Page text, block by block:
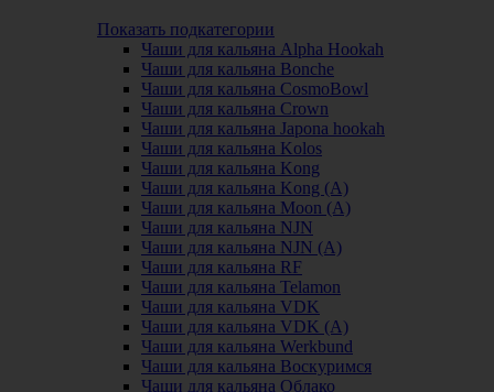
Показать подкатегории
Чаши для кальяна Alpha Hookah
Чаши для кальяна Bonche
Чаши для кальяна CosmoBowl
Чаши для кальяна Crown
Чаши для кальяна Japona hookah
Чаши для кальяна Kolos
Чаши для кальяна Kong
Чаши для кальяна Kong (A)
Чаши для кальяна Moon (А)
Чаши для кальяна NJN
Чаши для кальяна NJN (А)
Чаши для кальяна RF
Чаши для кальяна Telamon
Чаши для кальяна VDK
Чаши для кальяна VDK (А)
Чаши для кальяна Werkbund
Чаши для кальяна Воскуримся
Чаши для кальяна Облако